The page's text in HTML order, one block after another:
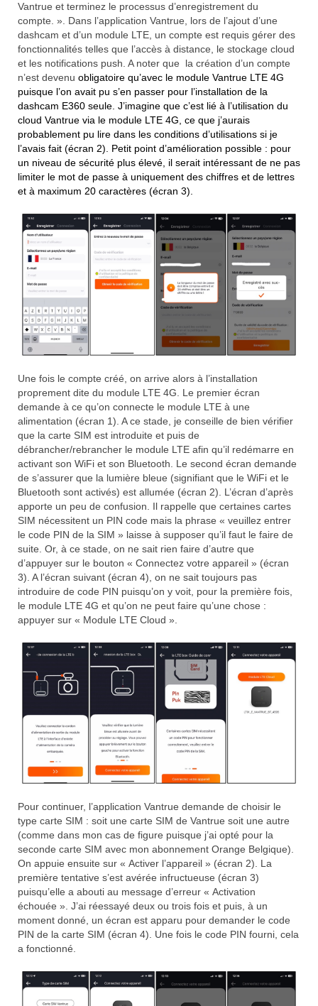
Vantrue et terminez le processus d’enregistrement du
compte. ». Dans l’application Vantrue, lors de l’ajout d’une
dashcam et d’un module LTE, un compte est requis gérer des
fonctionnalités telles que l’accès à distance, le stockage cloud
et les notifications push. A noter que la création d’un compte
n’est devenu obligatoire qu’avec le module Vantrue LTE 4G
puisque l’on avait pu s’en passer pour l’installation de la
dashcam E360 seule. J’imagine que c’est lié à l’utilisation du
cloud Vantrue via le module LTE 4G, ce que j’aurais
probablement pu lire dans les conditions d’utilisations si je
l’avais fait (écran 2). Petit point d’amélioration possible : pour
un niveau de sécurité plus élevé, il serait intéressant de ne pas
limiter le mot de passe à uniquement des chiffres et de lettres
et à maximum 20 caractères (écran 3).
Une fois le compte créé, on arrive alors à l’installation
proprement dite du module LTE 4G. Le premier écran
demande à ce qu’on connecte le module LTE à une
alimentation (écran 1). A ce stade, je conseille de bien vérifier
que la carte SIM est introduite et puis de
débrancher/rebrancher le module LTE afin qu’il redémarre en
activant son WiFi et son Bluetooth. Le second écran demande
de s’assurer que la lumière bleue (signifiant que le WiFi et le
Bluetooth sont activés) est allumée (écran 2). L’écran d’après
apporte un peu de confusion. Il rappelle que certaines cartes
SIM nécessitent un PIN code mais la phrase « veuillez entrer
le code PIN de la SIM » laisse à supposer qu’il faut le faire de
suite. Or, à ce stade, on ne sait rien faire d’autre que
d’appuyer sur le bouton « Connectez votre appareil » (écran
3). A l’écran suivant (écran 4), on ne sait toujours pas
introduire de code PIN puisqu’on y voit, pour la première fois,
le module LTE 4G et qu’on ne peut faire qu’une chose :
appuyer sur « Module LTE Cloud ».
Pour continuer, l’application Vantrue demande de choisir le
type carte SIM : soit une carte SIM de Vantrue soit une autre
(comme dans mon cas de figure puisque j’ai opté pour la
seconde carte SIM avec mon abonnement Orange Belgique).
On appuie ensuite sur « Activer l’appareil » (écran 2). La
première tentative s’est avérée infructueuse (écran 3)
puisqu’elle a abouti au message d’erreur « Activation
échouée ». J’ai réessayé deux ou trois fois et puis, à un
moment donné, un écran est apparu pour demander le code
PIN de la carte SIM (écran 4). Une fois le code PIN fourni, cela
a fonctionné.